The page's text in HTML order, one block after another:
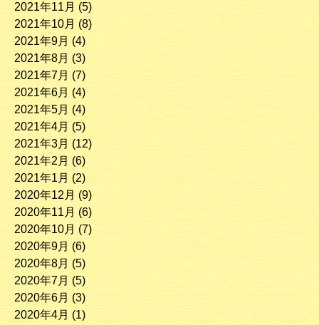
2021年11月 (5)
2021年10月 (8)
2021年9月 (4)
2021年8月 (3)
2021年7月 (7)
2021年6月 (4)
2021年5月 (4)
2021年4月 (5)
2021年3月 (12)
2021年2月 (6)
2021年1月 (2)
2020年12月 (9)
2020年11月 (6)
2020年10月 (7)
2020年9月 (6)
2020年8月 (5)
2020年7月 (5)
2020年6月 (3)
2020年4月 (1)